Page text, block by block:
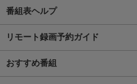
番組表ヘルプ
リモート録画予約ガイド
おすすめ番組